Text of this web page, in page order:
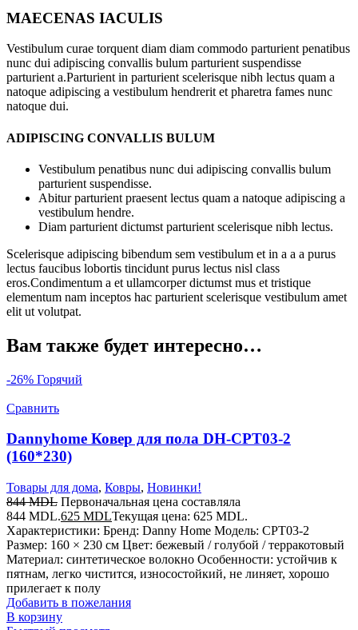
MAECENAS IACULIS
Vestibulum curae torquent diam diam commodo parturient penatibus
nunc dui adipiscing convallis bulum parturient suspendisse
parturient a.Parturient in parturient scelerisque nibh lectus quam a
natoque adipiscing a vestibulum hendrerit et pharetra fames nunc
natoque dui.
ADIPISCING CONVALLIS BULUM
Vestibulum penatibus nunc dui adipiscing convallis bulum
parturient suspendisse.
Abitur parturient praesent lectus quam a natoque adipiscing a
vestibulum hendre.
Diam parturient dictumst parturient scelerisque nibh lectus.
Scelerisque adipiscing bibendum sem vestibulum et in a a a purus
lectus faucibus lobortis tincidunt purus lectus nisl class
eros.Condimentum a et ullamcorper dictumst mus et tristique
elementum nam inceptos hac parturient scelerisque vestibulum amet
elit ut volutpat.
Вам также будет интересно…
-26% Горячий
Сравнить
Dannyhome Ковер для пола DH-CPT03-2
(160*230)
Товары для дома, Ковры, Новинки!
844MDL Первоначальная цена составляла
844 MDL.625 MDLТекущая цена: 625 MDL.
Характеристики: Бренд: Danny Home Модель: CPT03-2
Размер: 160 × 230 см Цвет: бежевый / голубой / терракотовый
Материал: синтетическое волокно Особенности: устойчив к
пятнам, легко чистится, износостойкий, не линяет, хорошо
прилегает к полу
Добавить в пожелания
В корзину